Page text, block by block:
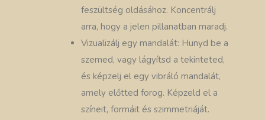
feszültség oldásához. Koncentrálj
arra, hogy a jelen pillanatban maradj.
Vizualizálj egy mandalát: Hunyd be a
szemed, vagy lágyítsd a tekinteted,
és képzelj el egy vibráló mandalát,
amely előtted forog. Képzeld el a
színeit, formáit és szimmetriáját.